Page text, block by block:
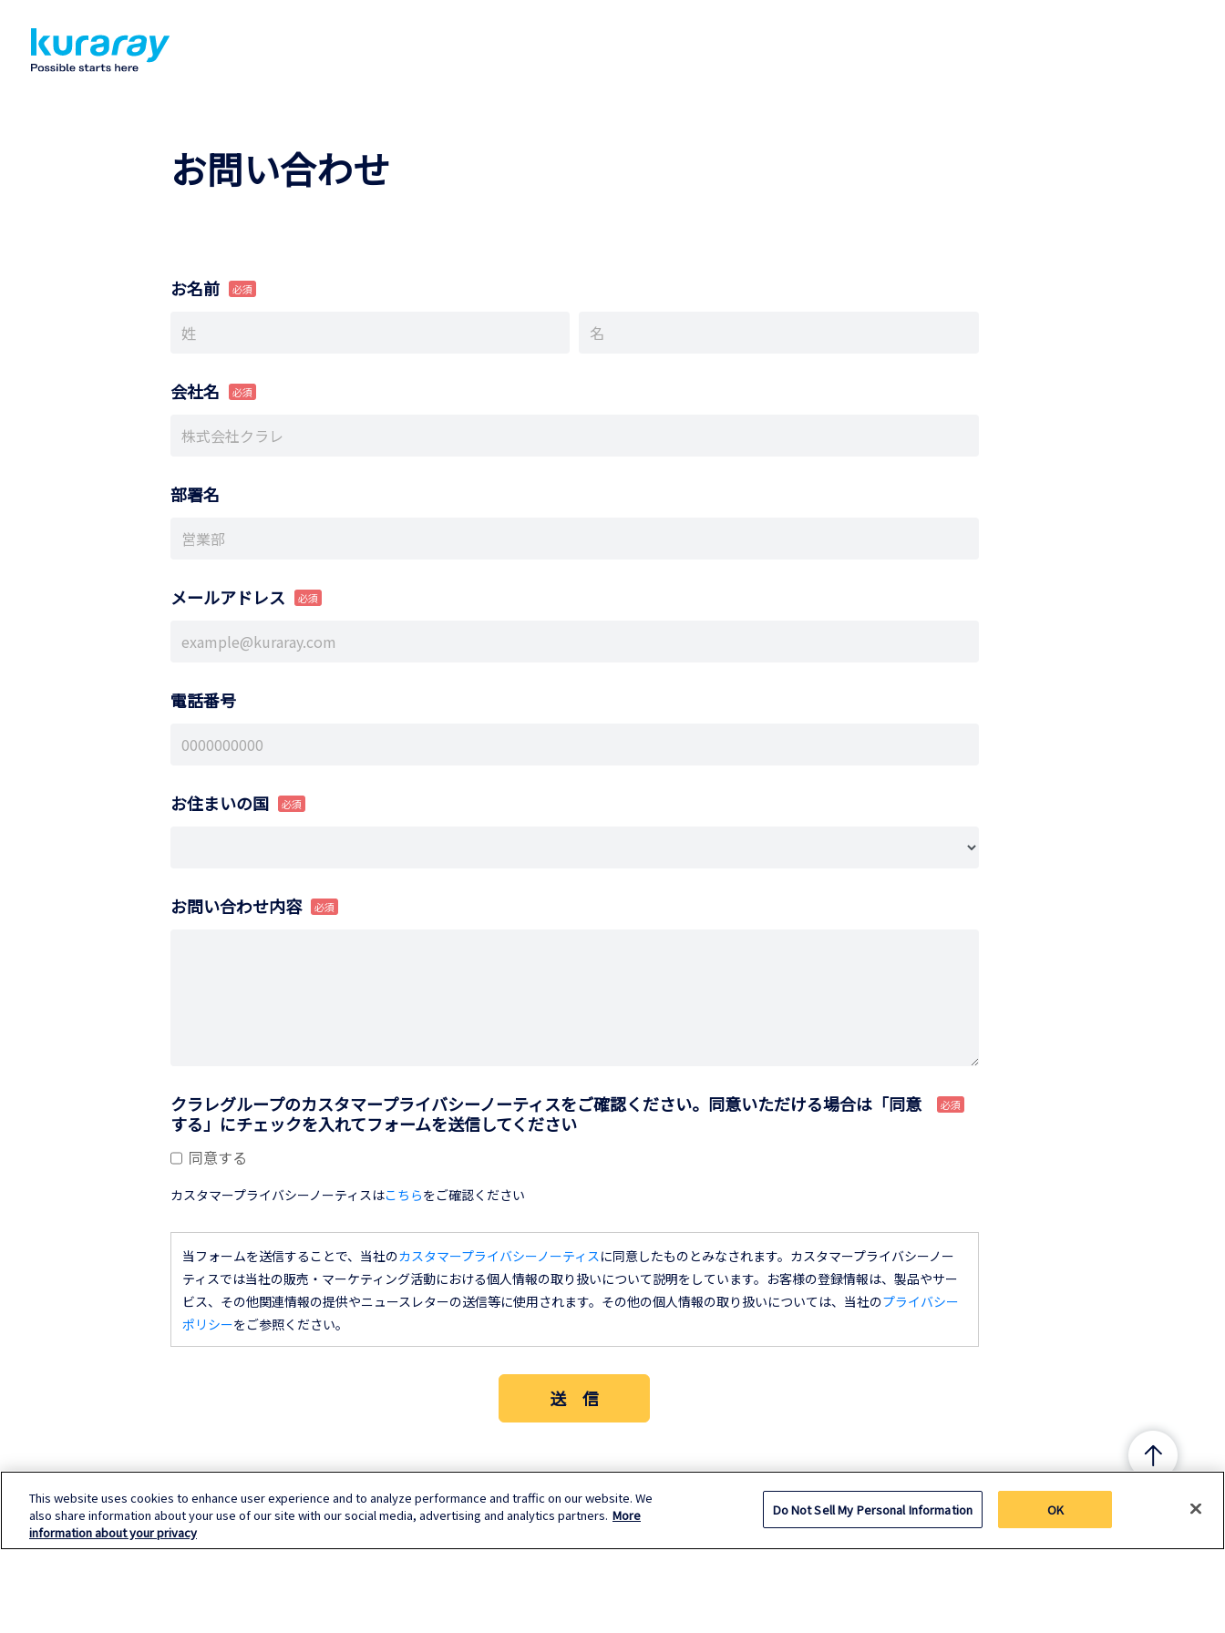
お問い合わせ
お名前
会社名
部署名
メールアドレス
電話番号
お住まいの国
お問い合わせ内容
クラレグループのカスタマープライバシーノーティスをご確認ください。同意いただける場合は「同意
する」にチェックを入れてフォームを送信してください
同意する
カスタマープライバシーノーティスはこちらをご確認ください
当フォームを送信することで、当社のカスタマープライバシーノーティスに同意したものとみなされます。カスタマープライバシーノー
ティスでは当社の販売・マーケティング活動における個人情報の取り扱いについて説明をしています。お客様の登録情報は、製品やサー
ビス、その他関連情報の提供やニュースレターの送信等に使用されます。その他の個人情報の取り扱いについては、当社のプライバシー
ポリシーをご参照ください。
This website uses cookies to enhance user experience and to analyze performance and traffic on our website. We
also share information about your use of our site with our social media, advertising and analytics partners. More
information about your privacy
Do Not Sell My Personal Information OK